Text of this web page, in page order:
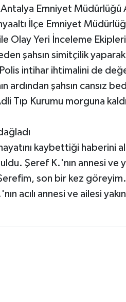
Emniyet Müdürlüğü
İlçe Emniyet
Olay Yeri İnceleme
şahsın simitçilik
intihar ihtimalini de
ardından şahsın cansız
Tıp Kurumu morguna
kaybettiği haberini
Şeref K.'nın annesi ve
son bir kez
acılı annesi ve ailesi